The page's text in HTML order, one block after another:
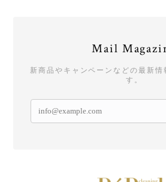
Mail
新商品やキャンペーンなどの最新情
す。